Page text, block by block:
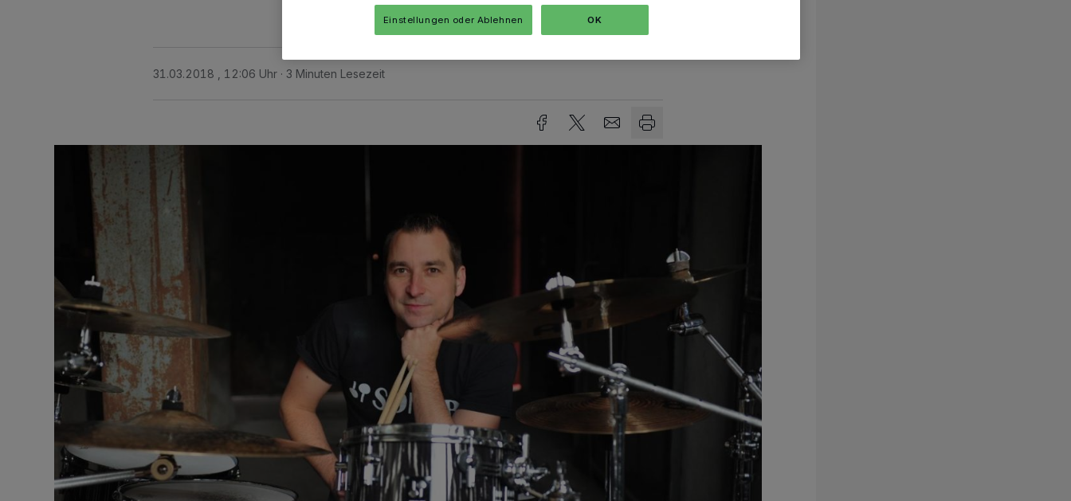
31.03.2018 , 12:06 Uhr 3 Minuten Lesezeit
Einstellungen oder Ablehnen OK